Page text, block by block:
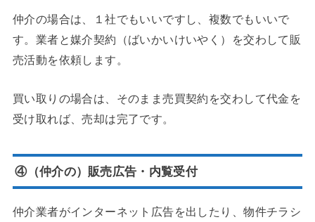
仲介の場合は、１社でもいいですし、複数でもいいで
す。業者と媒介契約（ばいかいけいやく）を交わして販
売活動を依頼します。
買い取りの場合は、そのまま売買契約を交わして代金を
受け取れば、売却は完了です。
④（仲介の）販売広告・内覧受付
仲介業者がインターネット広告を出したり、物件チラシ